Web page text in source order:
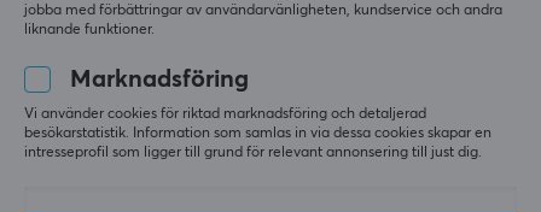
GARANTI
2 års garanti
jobba med förbättringar av användarvänligheten, kundservice och andra
liknande funktioner.
Marknadsföring
Vi använder cookies för riktad marknadsföring och detaljerad
besökarstatistik. Information som samlas in via dessa cookies skapar en
intresseprofil som ligger till grund för relevant annonsering till just dig.